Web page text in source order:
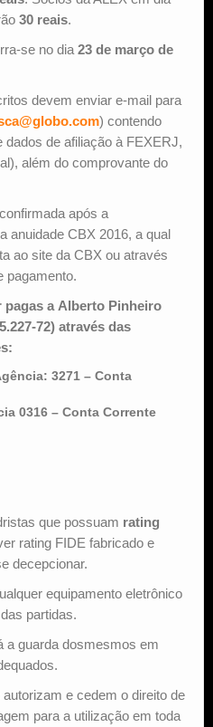
30 reais.
se no dia 23 de março de
devem enviar e-mail para
) contendo
de afiliação à FEXERJ,
além do comprovante do
após a
anuidade CBX 2016, a qual
ao site da CBX ou através
pagamento.
a Alberto Pinheiro
72) através das
3271 – Conta
0316 – Conta Corrente
que possuam rating
rating FIDE fabricado e
decepcionar.
equipamento eletrônico
partidas.
a guarda dosmesmos em
e cedem o direito de
para a utilização em toda